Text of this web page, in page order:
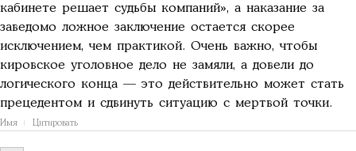
кабинете решает судьбы компаний», а наказание за
заведомо ложное заключение остается скорее
исключением, чем практикой. Очень важно, чтобы
кировское уголовное дело не замяли, а довели до
логического конца — это действительно может стать
прецедентом и сдвинуть ситуацию с мертвой точки.
Имя Цитировать